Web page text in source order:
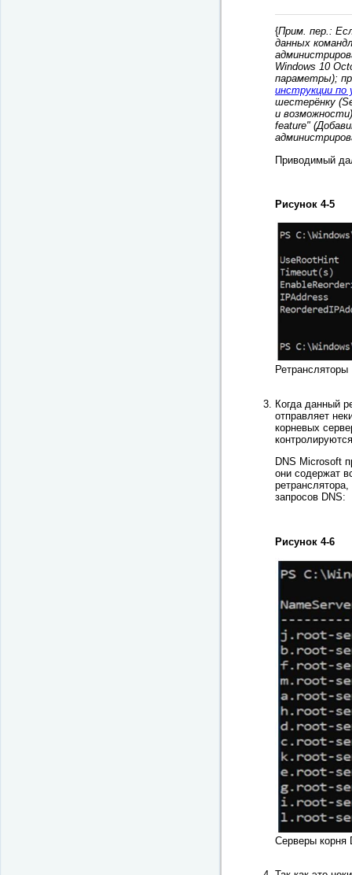
{Прим. пер.:
данных
Windows 10
параметры);
инструкции по
шестерёнку
и
feature"
Приводимый
Рисунок 4-5
Ретрансляторы
Когда данный
отправляет
корневых
DNS Microsoft
они содержат
запросов DNS:
Рисунок 4-6
Серверы корня